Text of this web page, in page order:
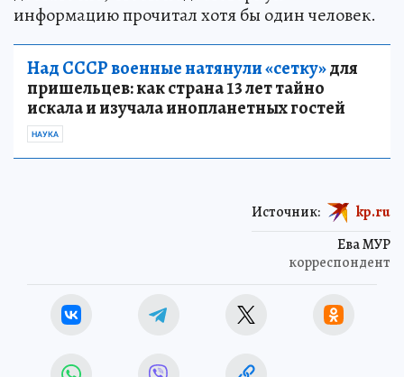
информацию прочитал хотя бы один человек.
Над СССР военные натянули «сетку»для
пришельцев: как страна 13 лет тайно
искала и изучала инопланетных гостей
НАУКА
Ева МУР
корреспондент
Источник: kp.ru